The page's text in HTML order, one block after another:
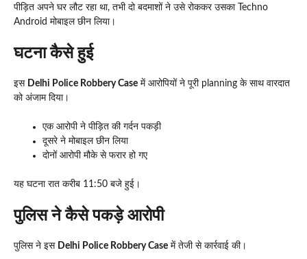
पीड़ित अपने घर लौट रहा था, तभी दो बदमाशों ने उसे रोककर उसका Techno
Android मोबाइल छीन लिया।
घटना कैसे हुई
इस Delhi Police Robbery Case में आरोपियों ने पूरी planning के साथ वारदात
को अंजाम दिया।
एक आरोपी ने पीड़ित की गर्दन पकड़ी
दूसरे ने मोबाइल छीन लिया
दोनों आरोपी मौके से फरार हो गए
यह घटना रात करीब 11:50 बजे हुई।
पुलिस ने कैसे पकड़े आरोपी
पुलिस ने इस Delhi Police Robbery Case में तेजी से कार्रवाई की।